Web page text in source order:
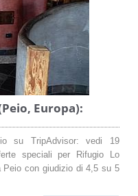
Europa):
su TripAdvisor: vedi 19
speciali per Rifugio Lo
con giudizio di 4,5 su 5